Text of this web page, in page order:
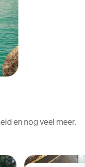
en nog veel meer.